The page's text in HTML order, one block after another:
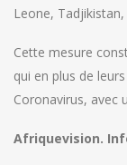
Leone,
Cette mesure
qui en plus de
Coronavirus, avec
Afriquevision.